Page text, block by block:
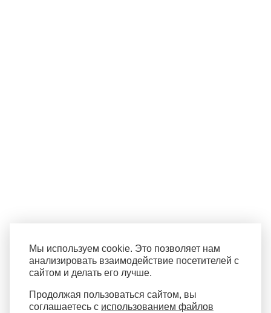
Мы используем cookie. Это позволяет нам
анализировать взаимодействие посетителей с
сайтом и делать его лучше.
Продолжая пользоваться сайтом, вы
соглашаетесь с использованием файлов